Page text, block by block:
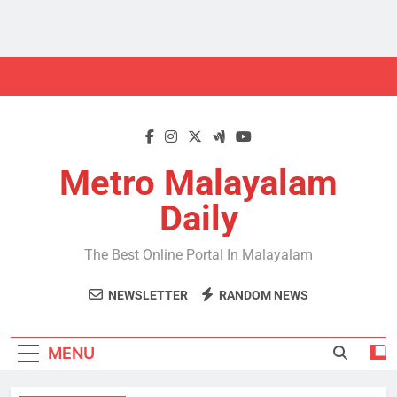
Metro Malayalam
Daily
The Best Online Portal In Malayalam
NEWSLETTER RANDOM NEWS
MENU